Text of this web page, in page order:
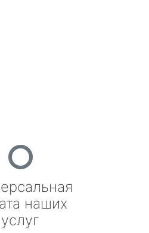
наших
услуг